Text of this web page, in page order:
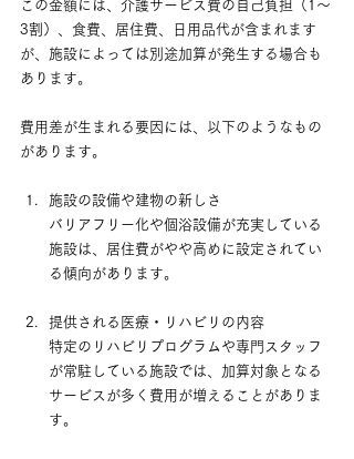
この金額には、介護サービス費の自己負担（1〜
3割）、食費、居住費、日用品代が含まれます
が、施設によっては別途加算が発生する場合も
あります。
費用差が生まれる要因には、以下のようなもの
があります。
施設の設備や建物の新しさ
バリアフリー化や個浴設備が充実している
施設は、居住費がやや高めに設定されてい
る傾向があります。
提供される医療・リハビリの内容
特定のリハビリプログラムや専門スタッフ
が常駐している施設では、加算対象となる
サービスが多く費用が増えることがありま
す。